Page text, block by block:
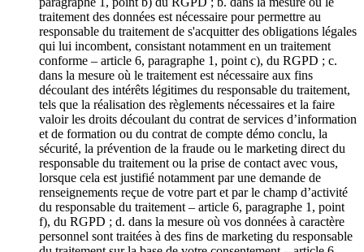
traitement des données est nécessaire pour permettre au
responsable du traitement de s'acquitter des obligations légales
qui lui incombent, consistant notamment en un traitement
conforme – article 6, paragraphe 1, point c), du RGPD ; c.
dans la mesure où le traitement est nécessaire aux fins
découlant des intérêts légitimes du responsable du traitement,
tels que la réalisation des règlements nécessaires et la faire
valoir les droits découlant du contrat de services d’information
et de formation ou du contrat de compte démo conclu, la
sécurité, la prévention de la fraude ou le marketing direct du
responsable du traitement ou la prise de contact avec vous,
lorsque cela est justifié notamment par une demande de
renseignements reçue de votre part et par le champ d’activité
du responsable du traitement – article 6, paragraphe 1, point
f), du RGPD ; d. dans la mesure où vos données à caractère
personnel sont traitées à des fins de marketing du responsable